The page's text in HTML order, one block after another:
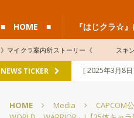
■ HOME ■ 『はじクラ☆
》マイクラ案内所ストーリー《 スキン
NEWS TICKER [ 2025年3月8日
[ 2025年3月1
HOME Media
CAPCOM